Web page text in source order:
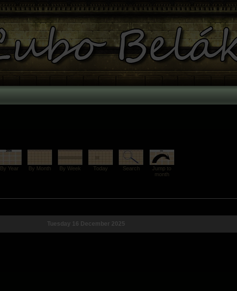
By Year By Month By Week Today Search
Jump to
month
Tuesday 16 December 2025